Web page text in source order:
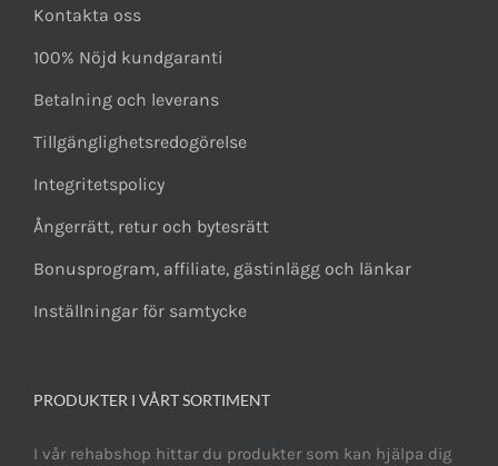
Kontakta oss
100% Nöjd kundgaranti
Betalning och leverans
Tillgänglighetsredogörelse
Integritetspolicy
Ångerrätt, retur och bytesrätt
Bonusprogram, affiliate, gästinlägg och länkar
Inställningar för samtycke
PRODUKTER I VÅRT SORTIMENT
I vår rehabshop hittar du produkter som kan hjälpa dig